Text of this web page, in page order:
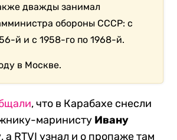
дважды занимал
обороны СССР: с
й и с 1958-го по 1968-й.
в Москве.
, что в Карабахе снесли
маринисту Ивану
, а RTVI узнал и о пропаже там